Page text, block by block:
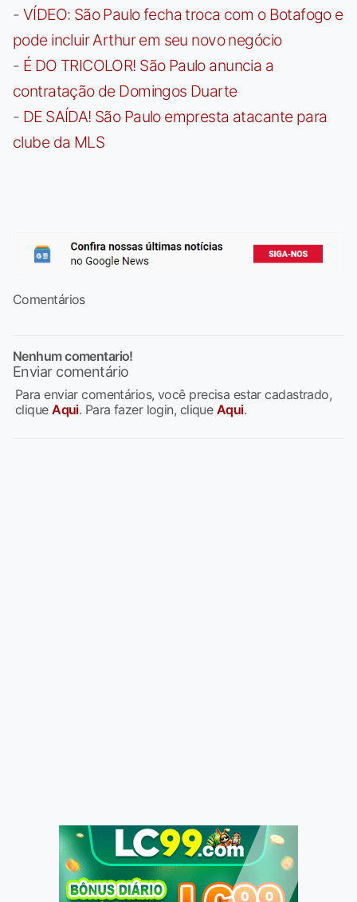
- VÍDEO: São Paulo fecha troca com o Botafogo e
pode incluir Arthur em seu novo negócio
- É DO TRICOLOR! São Paulo anuncia a
contratação de Domingos Duarte
- DE SAÍDA! São Paulo empresta atacante para
clube da MLS
Comentários
Nenhum comentario!
Enviar comentário
Para enviar comentários, você precisa estar cadastrado,
cliqueAqui. Para fazer login, clique Aqui.